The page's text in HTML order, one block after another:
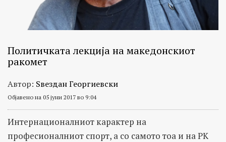
Политичката лекција на македонскиот
ракомет
Автор: Ѕвездан Георгиевски
Објавено на 05 јуни 2017 во 9:04
Интернационалниот карактер на
професионалниот спорт, а со самото тоа и на РК